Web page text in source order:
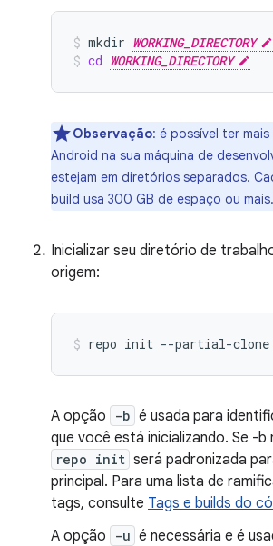
mkdir WORKING_DIRECTORY
cd WORKING_DIRECTORY
Observação: é possível ter
Android na sua máquina de
estejam em diretórios separados.
build usa 300 GB de espaço ou mais.
Inicializar seu diretório de
origem:
repo init --partial-clone
A opção -b é usada para
que você está inicializando. Se -
repo init será padronizada
principal. Para uma lista de
tags, consulte Tags e builds do
A opção
-u é necessária e é